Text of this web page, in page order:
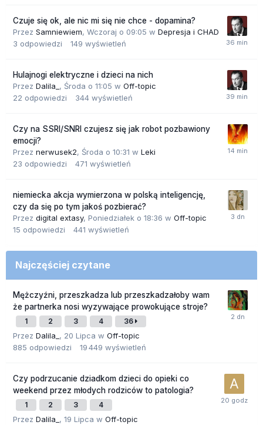
Czuje się ok, ale nic mi się nie chce - dopamina?
Przez Samniewiem, Wczoraj o 09:05 w Depresja i CHAD
3 odpowiedzi 149 wyświetleń
Hulajnogi elektryczne i dzieci na nich
Przez Dalila_ , Środa o 11:05 w Off-topic
22 odpowiedzi 344 wyświetleń
Czy na SSRI/SNRI czujesz się jak robot pozbawiony
emocji?
Przez nerwusek2, Środa o 10:31 w Leki
23 odpowiedzi 471 wyświetleń
niemiecka akcja wymierzona w polską inteligencję,
czy da się po tym jakoś pozbierać?
Przez digital extasy, Poniedziałek o 18:36 w Off-topic
15 odpowiedzi 441 wyświetleń
Najczęściej czytane
Mężczyźni, przeszkadza lub przeszkadzałoby wam
że partnerka nosi wyzywające prowokujące stroje?
1 2 3 4 36
Przez Dalila_ , 20 Lipca w Off-topic
885 odpowiedzi 19 449 wyświetleń
Czy podrzucanie dziadkom dzieci do opieki co
weekend przez młodych rodziców to patologia?
1 2 3 4
Przez Dalila_ , 19 Lipca w Off-topic